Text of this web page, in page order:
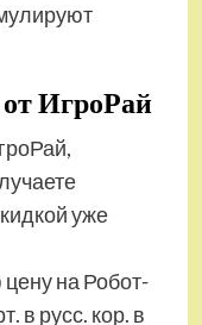
ИгроРай
уже
на Робот-
в русс. кор. в